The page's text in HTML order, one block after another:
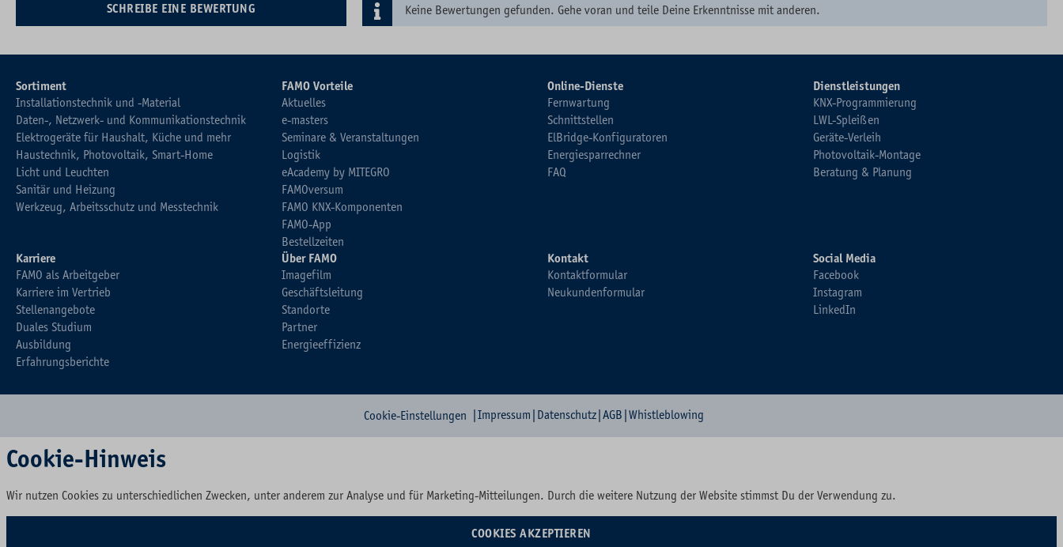
SCHREIBE EINE BEWERTUNG Keine Bewertungen gefunden. Gehe voran und teile Deine Erkenntnisse mit anderen.
Sortiment
Installationstechnik und -Material
Daten-, Netzwerk- und Kommunikationstechnik
Elektrogeräte für Haushalt, Küche und mehr
Haustechnik, Photovoltaik, Smart-Home
Licht und Leuchten
Sanitär und Heizung
Werkzeug, Arbeitsschutz und Messtechnik
FAMO Vorteile
Aktuelles
e-masters
Seminare & Veranstaltungen
Logistik
eAcademy by MITEGRO
FAMOversum
FAMO KNX-Komponenten
FAMO-App
Bestellzeiten
Online-Dienste
Fernwartung
Schnittstellen
ElBridge-Konfiguratoren
Energiesparrechner
FAQ
Dienstleistungen
KNX-Programmierung
LWL-Spleißen
Geräte-Verleih
Photovoltaik-Montage
Beratung & Planung
Karriere
FAMO als Arbeitgeber
Karriere im Vertrieb
Stellenangebote
Duales Studium
Ausbildung
Erfahrungsberichte
Über FAMO
Imagefilm
Geschäftsleitung
Standorte
Partner
Energieeffizienz
Kontakt
Kontaktformular
Neukundenformular
Social Media
Facebook
Instagram
LinkedIn
Cookie-Einstellungen Impressum Datenschutz AGB Whistleblowing
Cookie-Hinweis
Wir nutzen Cookies zu unterschiedlichen Zwecken, unter anderem zur Analyse und für Marketing-Mitteilungen. Durch die weitere Nutzung der Website stimmst Du der Verwendung zu.
COOKIES AKZEPTIEREN